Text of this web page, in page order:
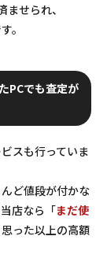
せられ、
。
PCでも査定が
スも行っていま
ど値段が付かな
店なら「まだ使
った以上の高額